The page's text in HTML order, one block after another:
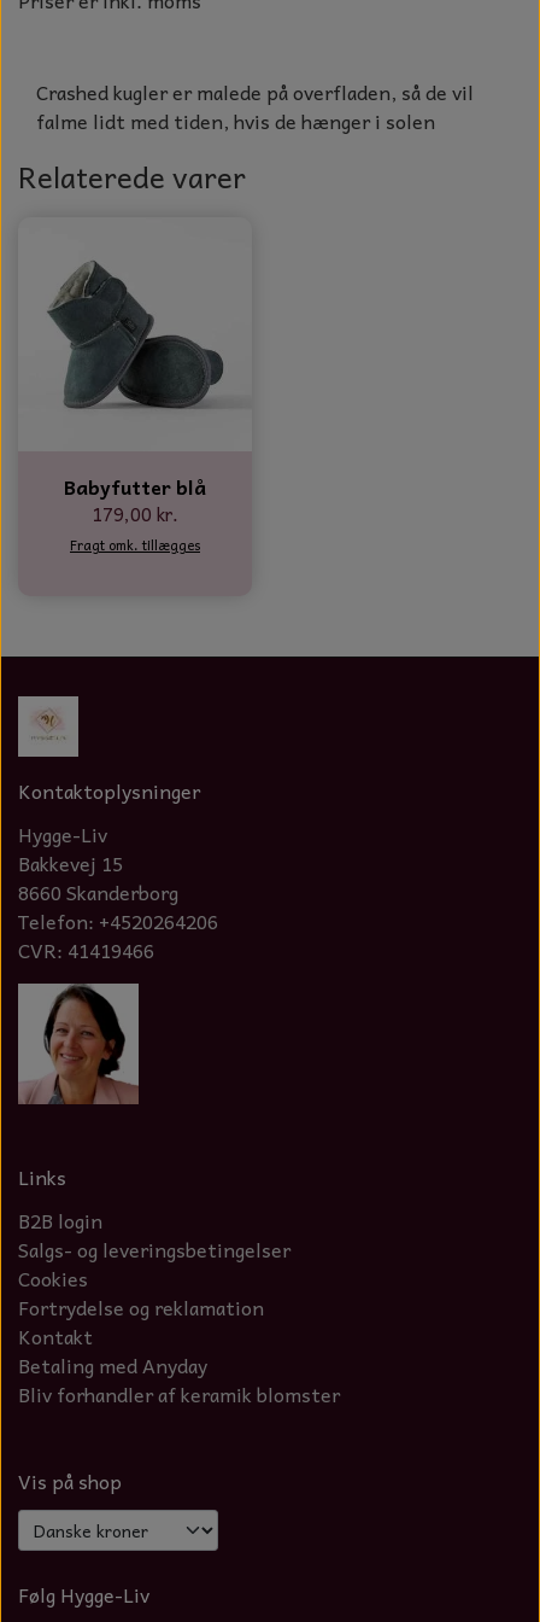
CANDLE HOUSES
GLAS DECOR
DUFTBLOKKE OG TILBEHØR
Crashed kugler er malede på overfladen, så de vil
falme lidt med tiden, hvis de hænger i solen
Relaterede varer
Babyfutter blå
179,00 kr.
Fragt omk. tillægges
Kontaktoplysninger
Hygge-Liv
Bakkevej 15
8660 Skanderborg
Telefon: +4520264206
CVR: 41419466
Links
B2B login
Salgs- og leveringsbetingelser
Cookies
Fortrydelse og reklamation
Kontakt
Betaling med Anyday
Bliv forhandler af keramik blomster
Vis på shop
Følg Hygge-Liv